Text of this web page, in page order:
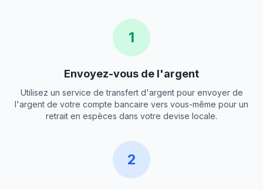
1
Envoyez-vous de l'argent
Utilisez un service de transfert d'argent pour envoyer de
l'argent de votre compte bancaire vers vous-même pour un
retrait en espèces dans votre devise locale.
2